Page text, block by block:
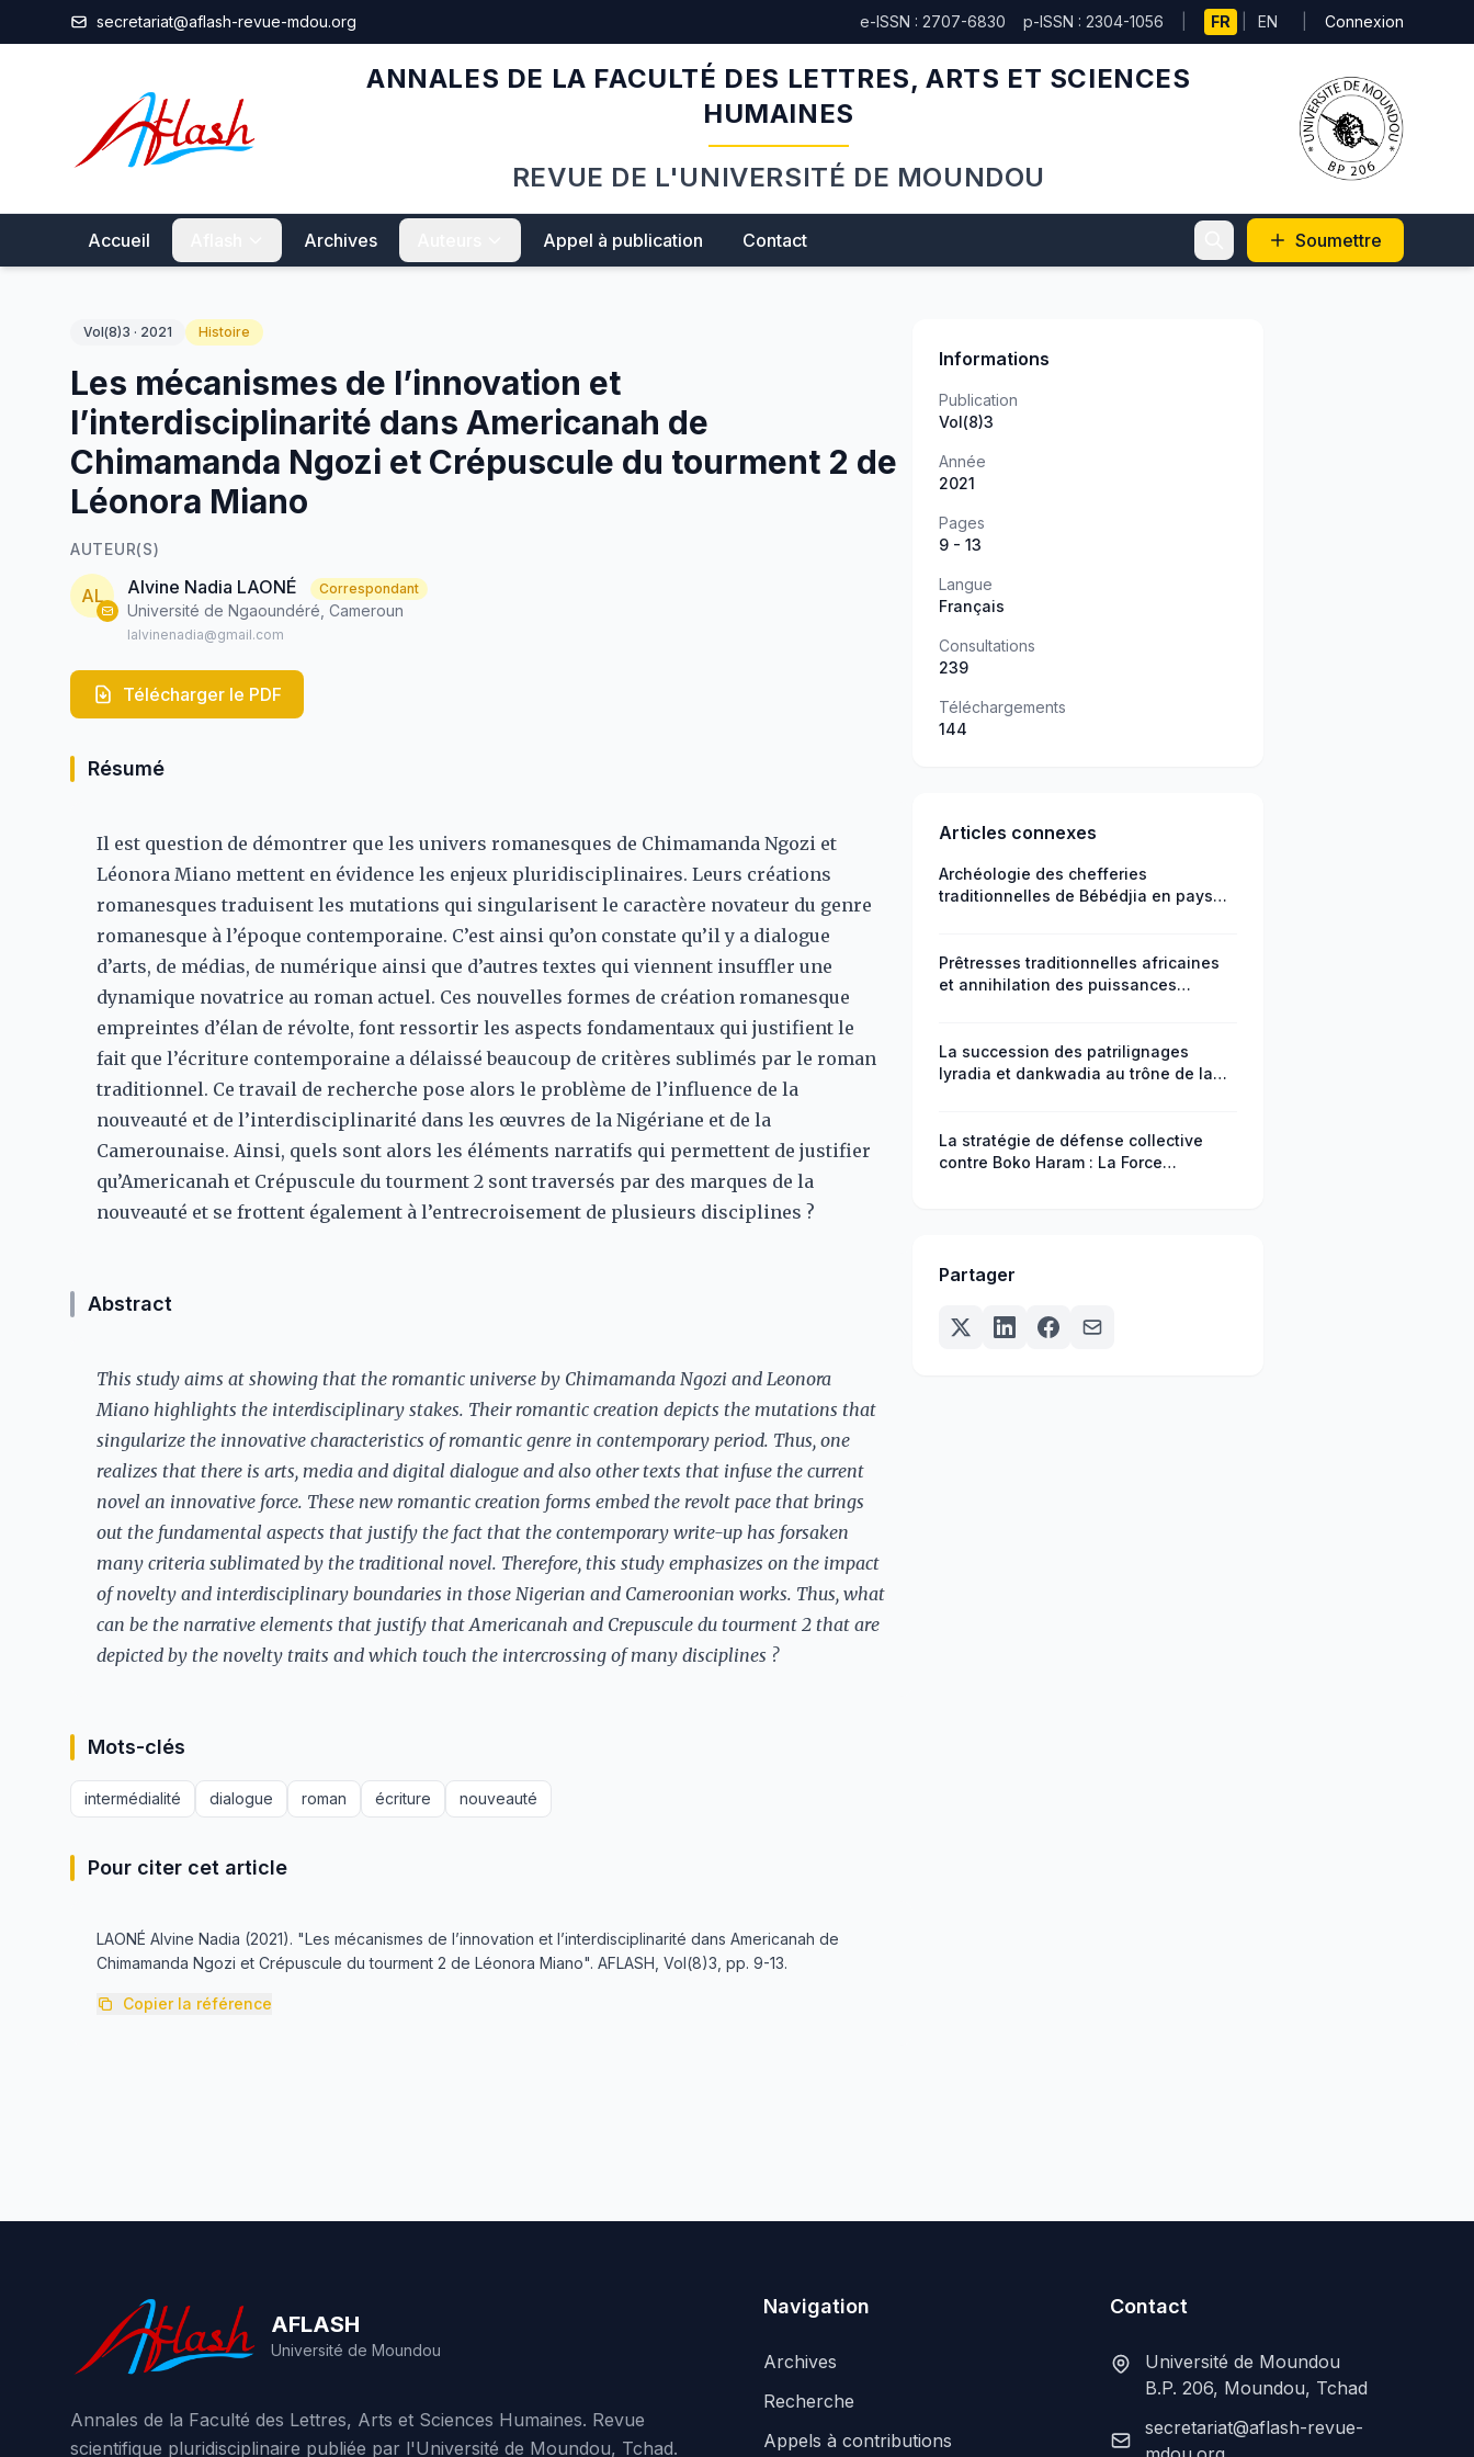
Aller au contenu principal
secretariat@aflash-revue-mdou.org e-ISSN : 2707-6830 p-ISSN : 2304-1056 FR EN Connexion
ANNALES DE LA FACULTÉ DES LETTRES, ARTS ET SCIENCES
HUMAINES
REVUE DE L'UNIVERSITÉ DE MOUNDOU
Accueil Archives Appel à publication Contact Soumettre
Vol(8)3 · 2021 Histoire
Les mécanismes de l’innovation et
l’interdisciplinarité dans Americanah de
Chimamanda Ngozi et Crépuscule du tourment 2 de
Léonora Miano
AUTEUR(S)
AL Alvine Nadia LAONÉ Correspondant
Université de Ngaoundéré, Cameroun
lalvinenadia@gmail.com
Télécharger le PDF
Résumé
Il est question de démontrer que les univers romanesques de Chimamanda Ngozi et
Léonora Miano mettent en évidence les enjeux pluridisciplinaires. Leurs créations
romanesques traduisent les mutations qui singularisent le caractère novateur du genre
romanesque à l’époque contemporaine. C’est ainsi qu’on constate qu’il y a dialogue
d’arts, de médias, de numérique ainsi que d’autres textes qui viennent insuffler une
dynamique novatrice au roman actuel. Ces nouvelles formes de création romanesque
empreintes d’élan de révolte, font ressortir les aspects fondamentaux qui justifient le
fait que l’écriture contemporaine a délaissé beaucoup de critères sublimés par le roman
traditionnel. Ce travail de recherche pose alors le problème de l’influence de la
nouveauté et de l’interdisciplinarité dans les œuvres de la Nigériane et de la
Camerounaise. Ainsi, quels sont alors les éléments narratifs qui permettent de justifier
qu’Americanah et Crépuscule du tourment 2 sont traversés par des marques de la
nouveauté et se frottent également à l’entrecroisement de plusieurs disciplines ?
Abstract
This study aims at showing that the romantic universe by Chimamanda Ngozi and Leonora
Miano highlights the interdisciplinary stakes. Their romantic creation depicts the mutations that
singularize the innovative characteristics of romantic genre in contemporary period. Thus, one
realizes that there is arts, media and digital dialogue and also other texts that infuse the current
novel an innovative force. These new romantic creation forms embed the revolt pace that brings
out the fundamental aspects that justify the fact that the contemporary write-up has forsaken
many criteria sublimated by the traditional novel. Therefore, this study emphasizes on the impact
of novelty and interdisciplinary boundaries in those Nigerian and Cameroonian works. Thus, what
can be the narrative elements that justify that Americanah and Crepuscule du tourment 2 that are
depicted by the novelty traits and which touch the intercrossing of many disciplines ?
Mots-clés
intermédialité dialogue roman écriture nouveauté
Pour citer cet article
LAONÉ Alvine Nadia (2021). "Les mécanismes de l’innovation et l’interdisciplinarité dans Americanah de
Chimamanda Ngozi et Crépuscule du tourment 2 de Léonora Miano". AFLASH, Vol(8)3, pp. 9-13.
Copier la référence
Informations
Publication
Vol(8)3
Année
2021
Pages
9 - 13
Langue
Français
Consultations
239
Téléchargements
144
Articles connexes
Archéologie des chefferies
traditionnelles de Bébédjia en pays
Prêtresses traditionnelles africaines
et annihilation des puissances
endogène
La succession des patrilignages
lyradia et dankwadia au trône de la
–XXe Siècle)
La stratégie de défense collective
contre Boko Haram : La Force
Partager
AFLASH
Université de Moundou
Annales de la Faculté des Lettres, Arts et Sciences Humaines. Revue
scientifique pluridisciplinaire publiée par l'Université de Moundou, Tchad.
Navigation
Archives
Recherche
Appels à contributions
Contact
Université de Moundou
B.P. 206, Moundou, Tchad
secretariat@aflash-revue-